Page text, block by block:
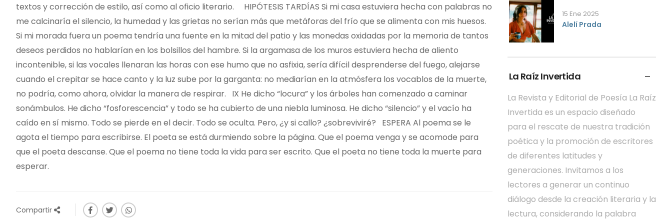
textos y corrección de estilo, así como al oficio literario. HIPÓTESIS TARDÍAS Si mi casa estuviera hecha con palabras no
me calcinaría el silencio, la humedad y las grietas no serían más que metáforas del frío que se alimenta con mis huesos.
Si mi morada fuera un poema tendría una fuente en la mitad del patio y las monedas oxidadas por la memoria de tantos
deseos perdidos no hablarían en los bolsillos del hambre. Si la argamasa de los muros estuviera hecha de aliento
incontenible, si las vocales llenaran las horas con ese humo que no asfixia, sería difícil desprenderse del fuego, alejarse
cuando el crepitar se hace canto y la luz sube por la garganta: no mediarían en la atmósfera los vocablos de la muerte,
no podría, como ahora, olvidar la manera de respirar. IX He dicho “locura” y los árboles han comenzado a caminar
sonámbulos. He dicho “fosforescencia” y todo se ha cubierto de una niebla luminosa. He dicho “silencio” y el vacío ha
caído en sí mismo. Todo se pierde en el decir. Todo se oculta. Pero, ¿y si callo? ¿sobreviviré? ESPERA Al poema se le
agota el tiempo para escribirse. El poeta se está durmiendo sobre la página. Que el poema venga y se acomode para
que el poeta descanse. Que el poema no tiene toda la vida para ser escrito. Que el poeta no tiene toda la muerte para
esperar.
Compartir
15 Ene 2025
Alelí Prada
La Raíz Invertida
La Revista y Editorial de Poesía La Raíz
Invertida es un espacio diseñado
para el rescate de nuestra tradición
poética y la promoción de escritores
de diferentes latitudes y
generaciones. Invitamos a los
lectores a generar un continuo
diálogo desde la creación literaria y la
lectura, considerando la palabra